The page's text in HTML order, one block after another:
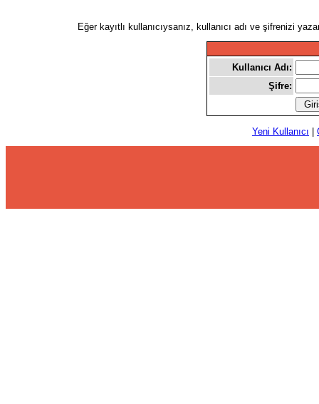
Eğer kayıtlı kullanıcıysanız, kullanıcı adı ve şifrenizi
Kullanıcı Adı:
Şifre:
Yeni Kullanıcı |